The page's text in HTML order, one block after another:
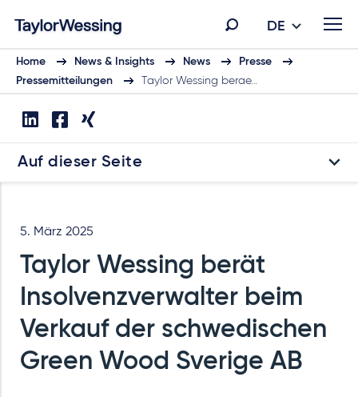
DE
Home News & Insights News
Presse
Pressemitteilungen
Taylor Wessing berae…
Auf dieser Seite
5. März 2025
Taylor Wessing berät
Insolvenzverwalter beim
Verkauf der schwedischen
Green Wood Sverige AB